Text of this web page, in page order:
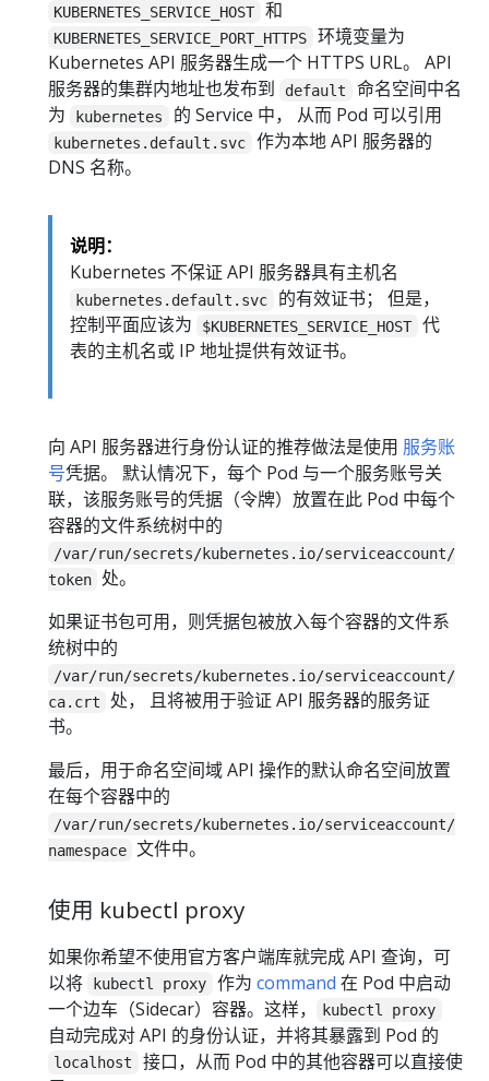
KUBERNETES_SERVICE_HOST 和
KUBERNETES_SERVICE_PORT_HTTPS
环境变量为
Kubernetes API 服务器生成一个 HTTPS URL。 API
服务器的集群内地址也发布到
default
命名空间中名
为
kubernetes 的 Service 中， 从而 Pod 可以引用
kubernetes.default.svc
作为本地 API 服务器的
DNS 名称。
说明：
Kubernetes 不保证 API 服务器具有主机名
kubernetes.default.svc
的有效证书； 但是，
控制平面应该为
$KUBERNETES_SERVICE_HOST 代
表的主机名或 IP 地址提供有效证书。
向 API 服务器进行身份认证的推荐做法是使用 服务账
号凭据。 默认情况下，每个 Pod 与一个服务账号关
联，该服务账号的凭据（令牌）放置在此 Pod 中每个
容器的文件系统树中的
/var/run/secrets/kubernetes.io/serviceaccount/
token
处。
如果证书包可用，则凭据包被放入每个容器的文件系
统树中的
/var/run/secrets/kubernetes.io/serviceaccount/
ca.crt
处， 且将被用于验证 API 服务器的服务证
书。
最后，用于命名空间域 API 操作的默认命名空间放置
在每个容器中的
/var/run/secrets/kubernetes.io/serviceaccount/
namespace 文件中。
使用 kubectl proxy
如果你希望不使用官方客户端库就完成 API 查询，可
以将
kubectl proxy 作为 command 在 Pod 中启动
一个边车（Sidecar）容器。这样，
kubectl proxy
自动完成对 API 的身份认证，并将其暴露到 Pod 的
localhost
接口，从而 Pod 中的其他容器可以直接使